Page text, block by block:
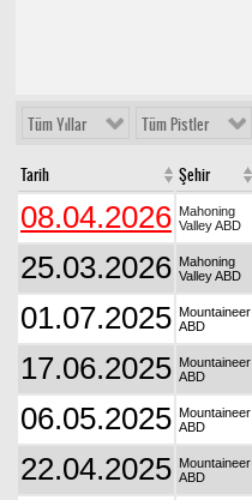
Tüm Yıllar Tüm Pistler
Tarih Şehir
08.04.2026 Mahoning
Valley ABD
25.03.2026 Mahoning
Valley ABD
01.07.2025 Mountaineer
ABD
17.06.2025 Mountaineer
ABD
06.05.2025 Mountaineer
ABD
22.04.2025 Mountaineer
ABD